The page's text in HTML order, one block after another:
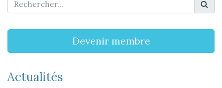
Devenir membre
Actualités